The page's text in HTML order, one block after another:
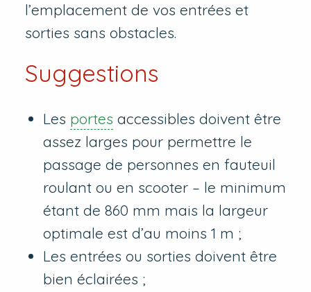
l’emplacement de vos entrées et
sorties sans obstacles.
Suggestions
Les portes accessibles doivent être
assez larges pour permettre le
passage de personnes en fauteuil
roulant ou en scooter – le minimum
étant de 860 mm mais la largeur
optimale est d’au moins 1 m ;
Les entrées ou sorties doivent être
bien éclairées ;